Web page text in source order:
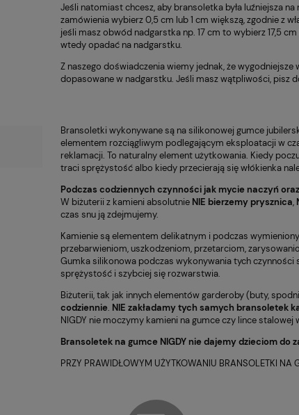
Jeśli natomiast chcesz, aby bransoletka była luźniejsza
zamówienia wybierz 0,5 cm lub 1 cm większą, zgodnie z
jeśli masz obwód nadgarstka np. 17 cm to wybierz 17,5
wtedy opadać na nadgarstku.
Z naszego doświadczenia wiemy jednak, że
dopasowane w nadgarstku. Jeśli masz wątpliwości, pisz
Bransoletki wykonywane są na silikonowej gumce
elementem rozciągliwym podlegającym eksploatacji w
reklamacji. To naturalny element użytkowania. Kiedy
traci sprężystość albo kiedy przecierają się włókienka
Podczas codziennych czynności jak mycie naczyń
W biżuterii z kamieni absolutnie NIE bierzemy prysznica,
czas snu ją zdejmujemy.
Kamienie są elementem delikatnym i podczas
przebarwieniom, uszkodzeniom, przetarciom,
Gumka silikonowa podczas wykonywania tych czynności
sprężystość i szybciej się rozwarstwia.
Biżuterii, tak jak innych elementów garderoby (buty,
codziennie. NIE zakładamy tych samych bransoletek
NIGDY nie moczymy kamieni na gumce czy lince stalowej
Bransoletek na gumce NIGDY nie dajemy dzieciom do
PRZY PRAWIDŁOWYM UŻYTKOWANIU BRANSOLETKI NA